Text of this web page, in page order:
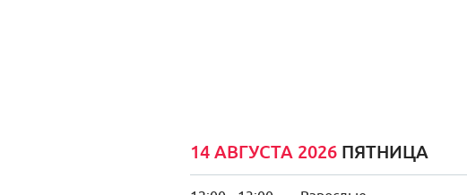
14 АВГУСТА 2026 ПЯТНИЦА